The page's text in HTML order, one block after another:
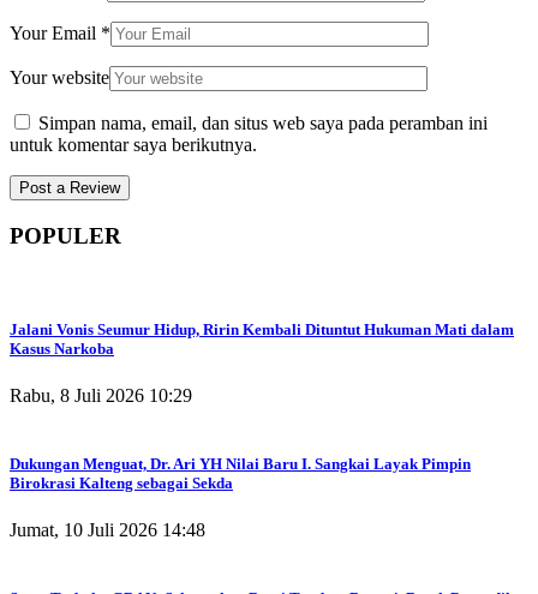
Your Email *
Your website
Simpan nama, email, dan situs web saya pada peramban ini
untuk komentar saya berikutnya.
POPULER
Jalani Vonis Seumur Hidup, Ririn Kembali Dituntut Hukuman Mati dalam
Kasus Narkoba
Rabu, 8 Juli 2026 10:29
Dukungan Menguat, Dr. Ari YH Nilai Baru I. Sangkai Layak Pimpin
Birokrasi Kalteng sebagai Sekda
Jumat, 10 Juli 2026 14:48